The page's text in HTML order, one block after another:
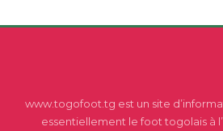
www.togofoot.tg est un site
essentiellement le foot togolais à